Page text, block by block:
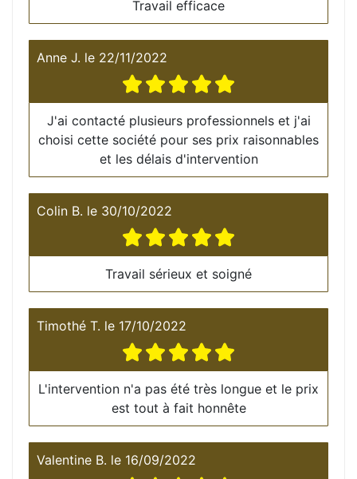
Travail efficace
Anne J. le 22/11/2022
J'ai contacté plusieurs professionnels et j'ai
choisi cette société pour ses prix raisonnables
et les délais d'intervention
Colin B. le 30/10/2022
Travail sérieux et soigné
Timothé T. le 17/10/2022
L'intervention n'a pas été très longue et le prix
est tout à fait honnête
Valentine B. le 16/09/2022